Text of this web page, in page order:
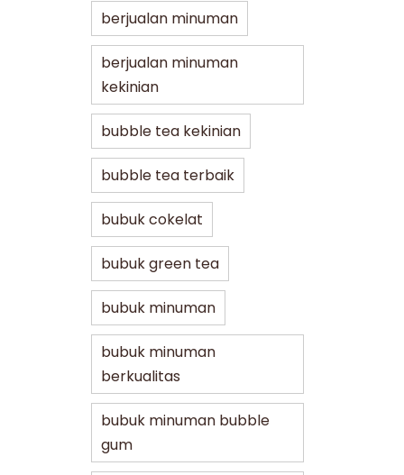
berjualan minuman
berjualan minuman
kekinian
bubble tea kekinian
bubble tea terbaik
bubuk cokelat
bubuk green tea
bubuk minuman
bubuk minuman
berkualitas
bubuk minuman bubble
gum